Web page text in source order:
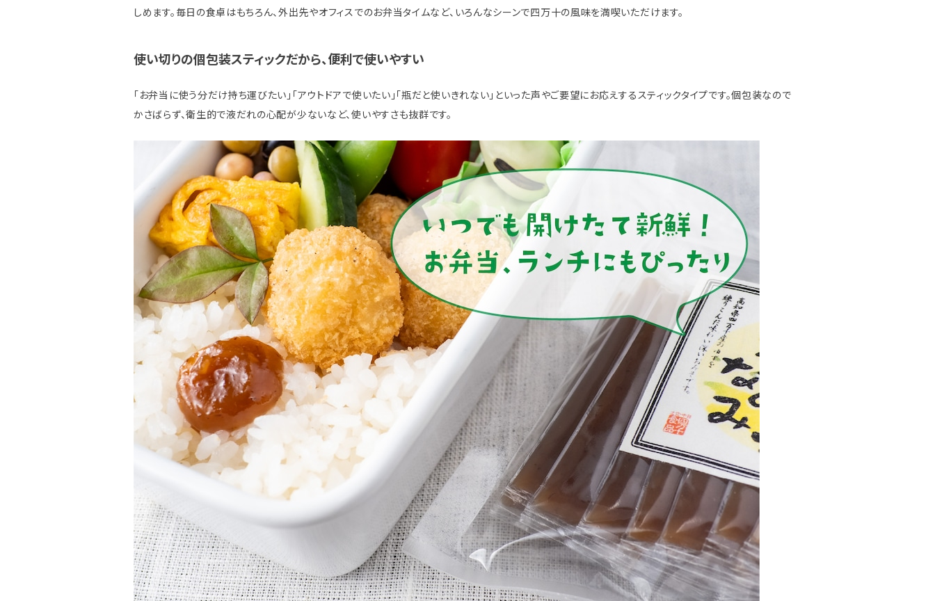
しめます。毎日の食卓はもちろん、外出先やオフィスでのお弁当タイムなど、いろんなシーンで四万十の風味を満喫いただけます。
使い切りの個包装スティックだから、便利で使いやすい
「お弁当に使う分だけ持ち運びたい」「アウトドアで使いたい」「瓶だと使いきれない」といった声やご要望にお応えするスティックタイプです。個包装なので
かさばらず、衛生的で液だれの心配が少ないなど、使いやすさも抜群です。